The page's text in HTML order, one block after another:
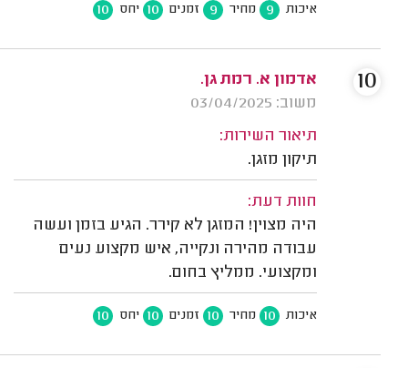
איכות 9 מחיר 9 זמנים 10 יחס 10
אדמון א. רמת גן.
משוב: 03/04/2025
תיאור השירות:
תיקון מזגן.
חוות דעת:
היה מצוין! המזגן לא קירר. הגיע בזמן ועשה
עבודה מהירה ונקייה, איש מקצוע נעים
ומקצועי. ממליץ בחום.
איכות 10 מחיר 10 זמנים 10 יחס 10
10